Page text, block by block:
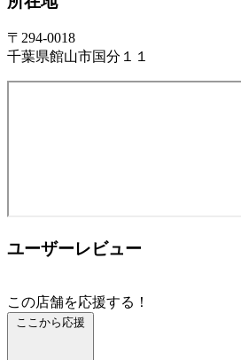
〒294-0018
千葉県館山市国分１１
ユーザーレビュー
この店舗を応援する！
ここから応援